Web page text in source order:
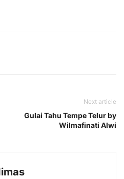
Next article
Gulai Tahu Tempe Telur by
Wilmafinati Alwi